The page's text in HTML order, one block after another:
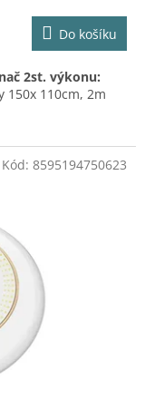
Do košíku
2st. výkonu:
110cm, 2m
Kód: 8595194750623